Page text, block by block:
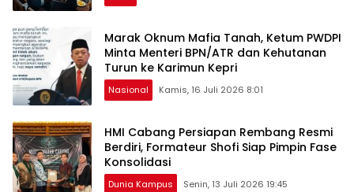
Marak Oknum Mafia Tanah, Ketum PWDPI
Minta Menteri BPN/ATR dan Kehutanan
Turun ke Karimun Kepri
Nasional Kamis, 16 Juli 2026 8:01
HMI Cabang Persiapan Rembang Resmi
Berdiri, Formateur Shofi Siap Pimpin Fase
Konsolidasi
Dunia Kampus Senin, 13 Juli 2026 19:45